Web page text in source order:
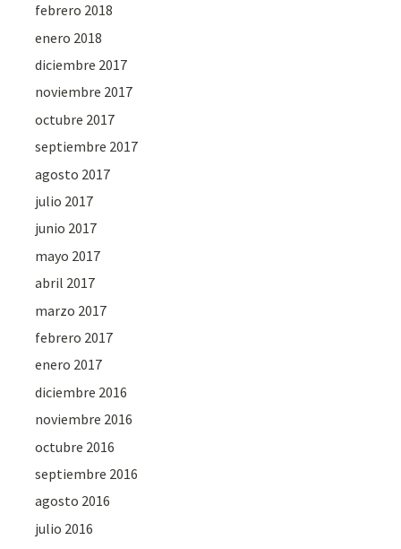
febrero 2018
enero 2018
diciembre 2017
noviembre 2017
octubre 2017
septiembre 2017
agosto 2017
julio 2017
junio 2017
mayo 2017
abril 2017
marzo 2017
febrero 2017
enero 2017
diciembre 2016
noviembre 2016
octubre 2016
septiembre 2016
agosto 2016
julio 2016